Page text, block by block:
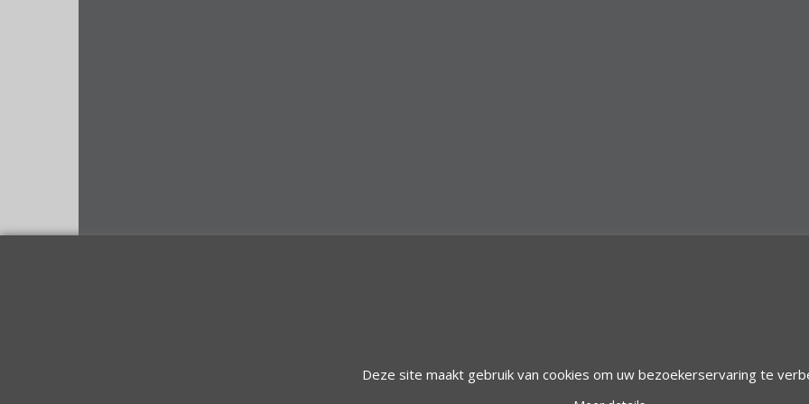
© 1997 Alfacom Benelux | Design by:Alfacom Benelux
Deze site maakt gebruik van cookies om uw bezoekerservaring te